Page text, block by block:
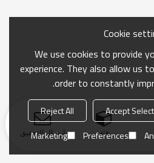
فئة ارسال التحقيق
Cookie
We use cookies to provide
experience. They also allow us
order to constantly
Accept
Reject All
Preferences
Marketing